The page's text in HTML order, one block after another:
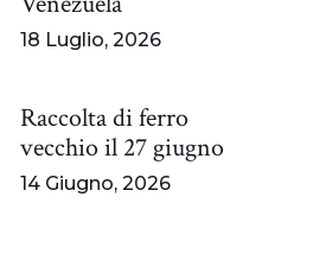
18 Luglio, 2026
Raccolta di ferro
vecchio il 27 giugno
14 Giugno, 2026